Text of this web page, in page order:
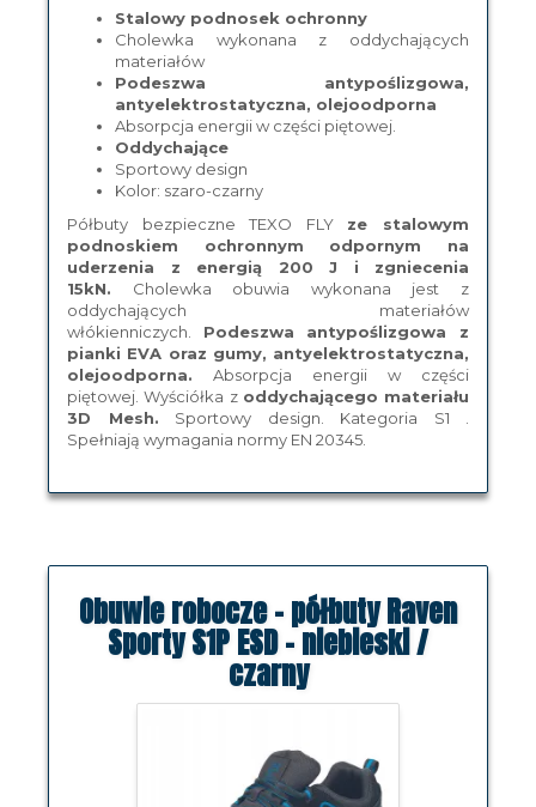
Stalowy podnosek ochronny
Cholewka wykonana z oddychających
materiałów
Podeszwa antypoślizgowa,
antyelektrostatyczna, olejoodporna
Absorpcja energii w części piętowej.
Oddychające
Sportowy design
Kolor: szaro-czarny
Półbuty bezpieczne TEXO FLY ze stalowym
podnoskiem ochronnym odpornym na
uderzenia z energią 200 J i zgniecenia
15kN. Cholewka obuwia wykonana jest z
oddychających materiałów
włókienniczych. Podeszwa antypoślizgowa z
pianki EVA oraz gumy, antyelektrostatyczna,
olejoodporna. Absorpcja energii w części
piętowej. Wyściółka z oddychającego materiału
3D Mesh. Sportowy design. Kategoria S1 .
Spełniają wymagania normy EN 20345.
Obuwie robocze - półbuty Raven
Sporty S1P ESD - niebieski /
czarny